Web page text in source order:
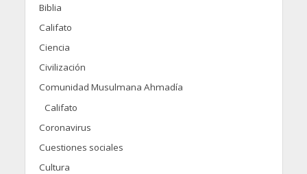
Biblia
Califato
Ciencia
Civilización
Comunidad Musulmana Ahmadía
Califato
Coronavirus
Cuestiones sociales
Cultura